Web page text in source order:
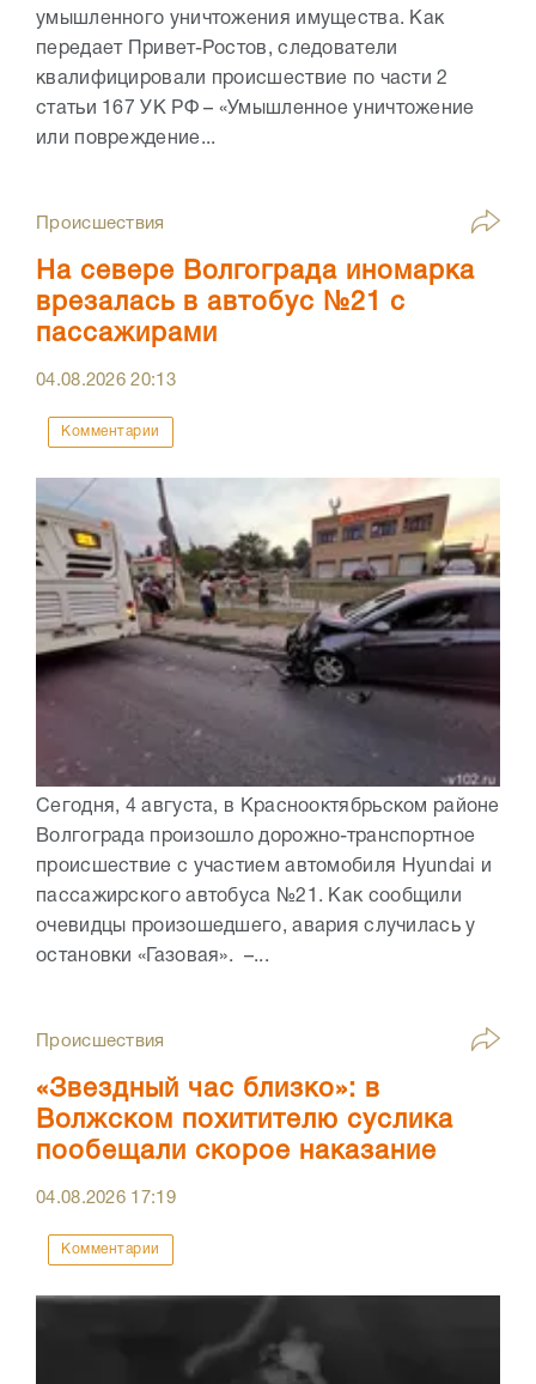
умышленного уничтожения имущества. Как
передает Привет-Ростов, следователи
квалифицировали происшествие по части 2
статьи 167 УК РФ – «Умышленное уничтожение
или повреждение...
Происшествия
На севере Волгограда иномарка
врезалась в автобус №21 с
пассажирами
04.08.202620:13
Комментарии
Сегодня, 4 августа, в Краснооктябрьском районе
Волгограда произошло дорожно-транспортное
происшествие с участием автомобиля Hyundai и
пассажирского автобуса №21. Как сообщили
очевидцы произошедшего, авария случилась у
остановки «Газовая». –...
Происшествия
«Звездный час близко»: в
Волжском похитителю суслика
пообещали скорое наказание
04.08.2026 17:19
Комментарии